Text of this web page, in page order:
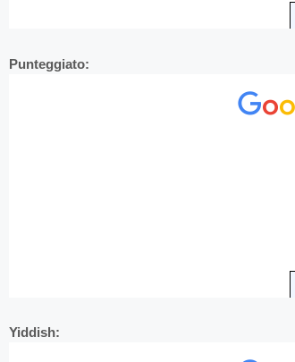
Punteggiato:
Yiddish: